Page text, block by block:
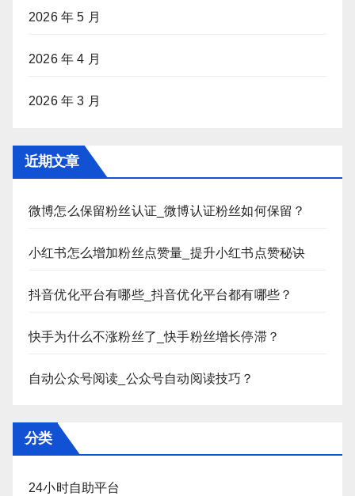
2026 年 5 月
2026 年 4 月
2026 年 3 月
近期文章
微博怎么保留粉丝认证_微博认证粉丝如何保留？
小红书怎么增加粉丝点赞量_提升小红书点赞秘诀
抖音优化平台有哪些_抖音优化平台都有哪些？
快手为什么不涨粉丝了_快手粉丝增长停滞？
自动公众号阅读_公众号自动阅读技巧？
分类
24小时自助平台